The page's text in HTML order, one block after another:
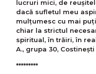
lucruri mici, de
dacă sufletul meu
mulțumesc cu mai
chiar la strictul
spiritual, în trăiri, în
A., grupa 30, Costinești
*********